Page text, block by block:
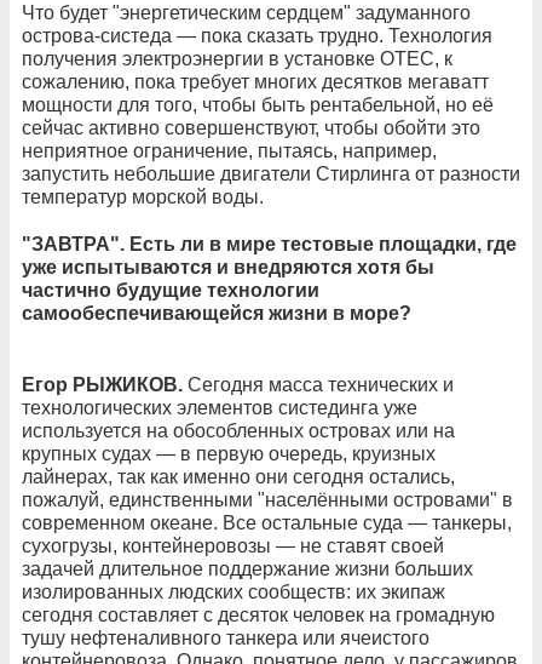
Что будет "энергетическим сердцем" задуманного
острова-систеда — пока сказать трудно. Технология
получения электроэнергии в установке ОТЕС, к
сожалению, пока требует многих десятков мегаватт
мощности для того, чтобы быть рентабельной, но её
сейчас активно совершенствуют, чтобы обойти это
неприятное ограничение, пытаясь, например,
запустить небольшие двигатели Стирлинга от разности
температур морской воды.
"ЗАВТРА". Есть ли в мире тестовые площадки, где
уже испытываются и внедряются хотя бы
частично будущие технологии
самообеспечивающейся жизни в море?
Егор РЫЖИКОВ. Сегодня масса технических и
технологических элементов систединга уже
используется на обособленных островах или на
крупных судах — в первую очередь, круизных
лайнерах, так как именно они сегодня остались,
пожалуй, единственными "населёнными островами" в
современном океане. Все остальные суда — танкеры,
сухогрузы, контейнеровозы — не ставят своей
задачей длительное поддержание жизни больших
изолированных людских сообществ: их экипаж
сегодня составляет с десяток человек на громадную
тушу нефтеналивного танкера или ячеистого